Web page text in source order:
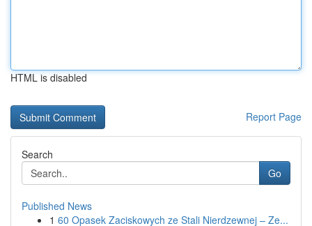
HTML is disabled
Report Page
Search
Go
Published News
1 60 Opasek Zaciskowych ze Stali Nierdzewnej – Ze...